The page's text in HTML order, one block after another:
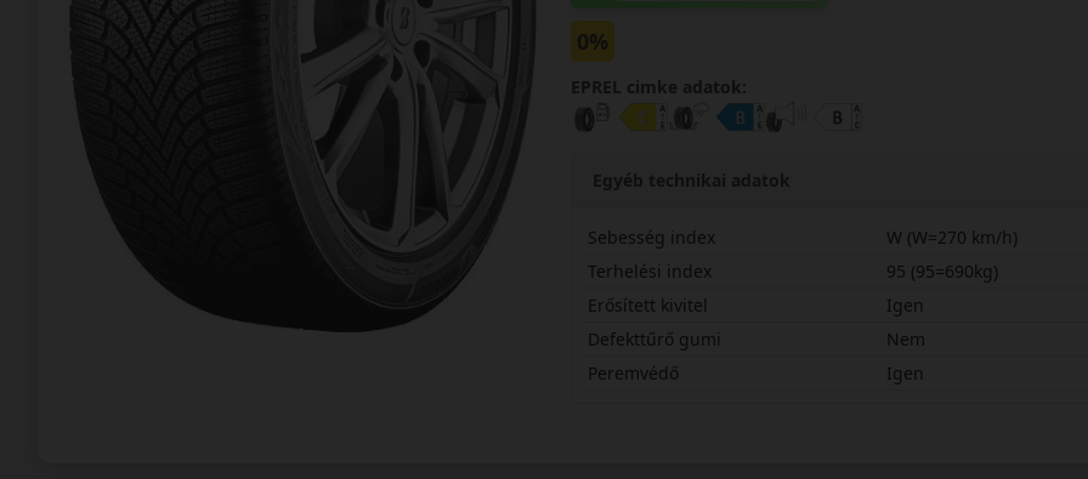
0%
EPREL cimke adatok:
Egyéb technikai adatok
Sebesség index
W (W=270 km/h)
Terhelési index
95 (95=690kg)
Erősített kivitel
Igen
Defekttűrő gumi
Nem
Peremvédő
Igen